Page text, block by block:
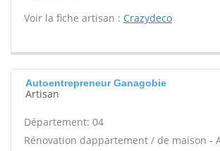
Voir la fiche artisan : Crazydeco
Autoentrepreneur Ganagobie
Artisan
Département: 04
Rénovation dappartement / de maison -